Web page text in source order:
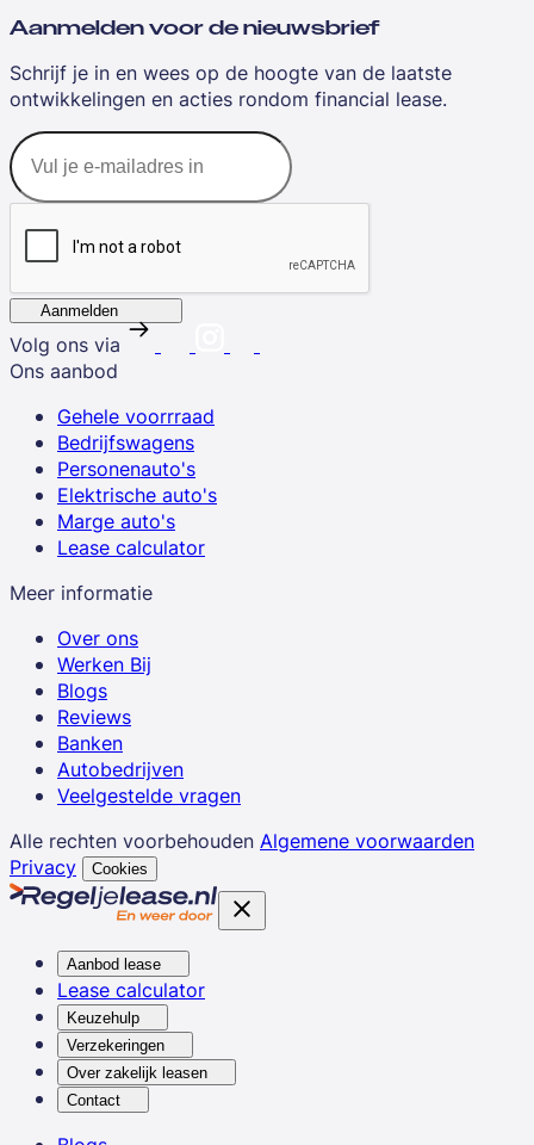
Aanmelden voor de nieuwsbrief
Schrijf je in en wees op de hoogte van de laatste
ontwikkelingen en acties rondom financial lease.
Aanmelden
Volg ons via
Ons aanbod
Gehele voorrraad
Bedrijfswagens
Personenauto's
Elektrische auto's
Marge auto's
Lease calculator
Meer informatie
Over ons
Werken Bij
Blogs
Reviews
Banken
Autobedrijven
Veelgestelde vragen
Alle rechten voorbehouden Algemene voorwaarden
Privacy
Cookies
Aanbod lease
Lease calculator
Keuzehulp
Verzekeringen
Over zakelijk leasen
Contact